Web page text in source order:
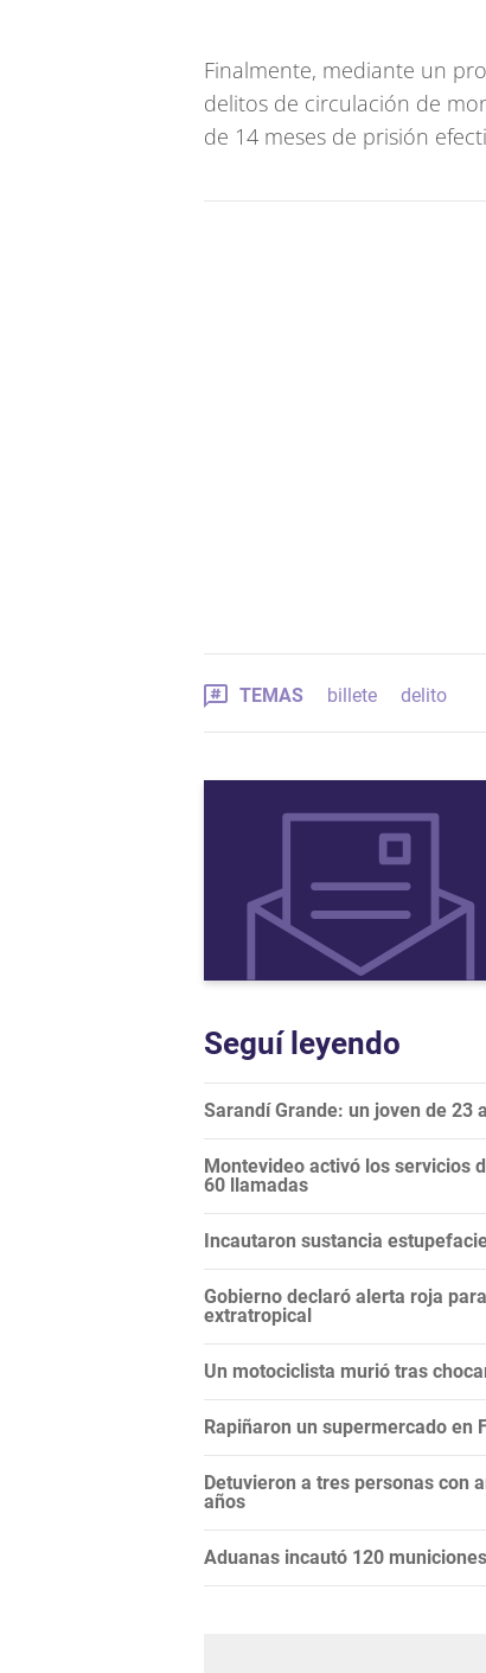
Finalmente, mediante un
delitos de circulación de
de 14 meses de prisión
TEMAS billete delito
Seguí leyendo
Sarandí Grande: un joven de 23
Montevideo activó los servicios
60 llamadas
Incautaron sustancia
Gobierno declaró alerta roja
extratropical
Un motociclista murió tras
Rapiñaron un supermercado en
Detuvieron a tres personas con
años
Aduanas incautó 120